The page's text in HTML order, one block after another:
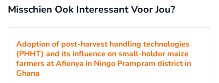
Misschien Ook Interessant Voor Jou?
Adoption of post-harvest handling technologies
(PHHT) and its influence on small-holder maize
farmers at Afienya in Ningo Prampram district in
Ghana